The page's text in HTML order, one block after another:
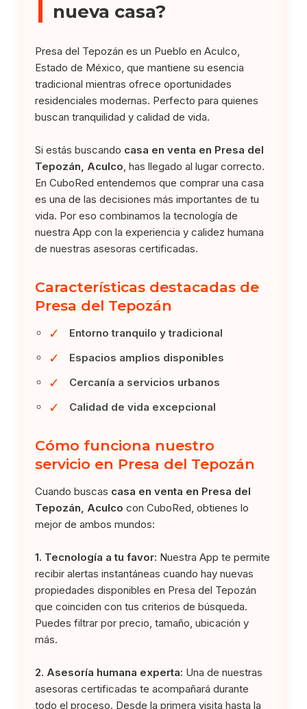
nueva casa?
Presa del Tepozán es un Pueblo en Aculco,
Estado de México, que mantiene su esencia
tradicional mientras ofrece oportunidades
residenciales modernas. Perfecto para quienes
buscan tranquilidad y calidad de vida.
Si estás buscando casa en venta en Presa del
Tepozán, Aculco , has llegado al lugar correcto.
En CuboRed entendemos que comprar una casa
es una de las decisiones más importantes de tu
vida. Por eso combinamos la tecnología de
nuestra App con la experiencia y calidez humana
de nuestras asesoras certificadas.
Características destacadas de
Presa del Tepozán
✓ Entorno tranquilo y tradicional
✓ Espacios amplios disponibles
✓ Cercanía a servicios urbanos
✓ Calidad de vida excepcional
Cómo funciona nuestro
servicio en Presa del Tepozán
Cuando buscas casa en venta en Presa del
Tepozán, Aculco con CuboRed, obtienes lo
mejor de ambos mundos:
1. Tecnología a tu favor: Nuestra App te permite
recibir alertas instantáneas cuando hay nuevas
propiedades disponibles en Presa del Tepozán
que coinciden con tus criterios de búsqueda.
Puedes filtrar por precio, tamaño, ubicación y
más.
2. Asesoría humana experta: Una de nuestras
asesoras certificadas te acompañará durante
todo el proceso. Desde la primera visita hasta la